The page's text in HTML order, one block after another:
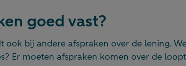
goed vast?
ook bij andere afspraken over de lening.
Er moeten afspraken komen over de